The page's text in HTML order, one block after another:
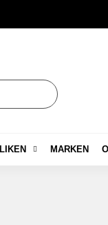
MARKEN